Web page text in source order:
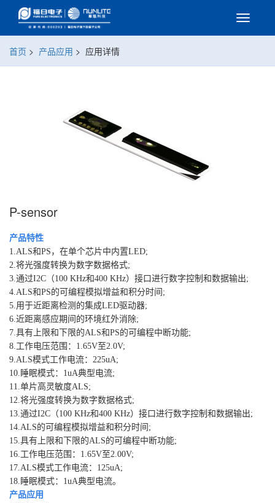
首页 > 产品应用 > 应用详情
P-sensor
产品特性
1.ALS和PS，在单个芯片中内置LED;
2.将光强度转换为数字数据格式;
3.通过I2C（100 KHz和400 KHz）接口进行数字控制和数据输出;
4.ALS和PS的可编程模拟增益和积分时间;
5.用于近距离检测的集成LED驱动器;
6.近距离感应期间的环境红外消除;
7.具有上限和下限的ALS和PS的可编程中断功能;
8.工作电压范围：1.65V至2.0V;
9.ALS模式工作电流：225uA;
10.睡眠模式：1uA典型电流;
11.单片高灵敏度ALS;
12.将光强度转换为数字数据格式;
13.通过I2C（100 KHz和400 KHz）接口进行数字控制和数据输出;
14.ALS的可编程模拟增益和积分时间;
15.具有上限和下限的ALS的可编程中断功能;
16.工作电压范围：1.65V至2.00V;
17.ALS模式工作电流：125uA;
18.睡眠模式：1uA典型电流。
产品应用